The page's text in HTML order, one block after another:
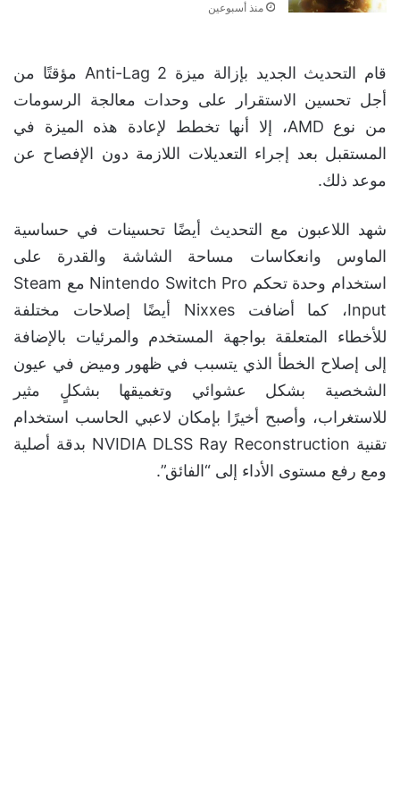
منذ أسبوعين
قام التحديث الجديد بإزالة ميزة Anti-Lag 2 مؤقتًا من
أجل تحسين الاستقرار على وحدات معالجة الرسومات
من نوع AMD، إلا أنها تخطط لإعادة هذه الميزة في
المستقبل بعد إجراء التعديلات اللازمة دون الإفصاح عن
موعد ذلك.
شهد اللاعبون مع التحديث أيضًا تحسينات في حساسية
الماوس وانعكاسات مساحة الشاشة والقدرة على
استخدام وحدة تحكم Nintendo Switch Pro مع Steam
Input، كما أضافت Nixxes أيضًا إصلاحات مختلفة
للأخطاء المتعلقة بواجهة المستخدم والمرئيات بالإضافة
إلى إصلاح الخطأ الذي يتسبب في ظهور وميض في عيون
الشخصية بشكل عشوائي وتغميقها بشكلٍ مثير
للاستغراب، وأصبح أخيرًا بإمكان لاعبي الحاسب استخدام
تقنية NVIDIA DLSS Ray Reconstruction بدقة أصلية
ومع رفع مستوى الأداء إلى “الفائق”.